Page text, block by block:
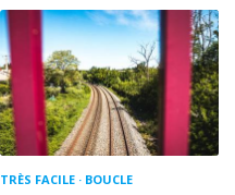
TRÈS FACILE BOUCLE